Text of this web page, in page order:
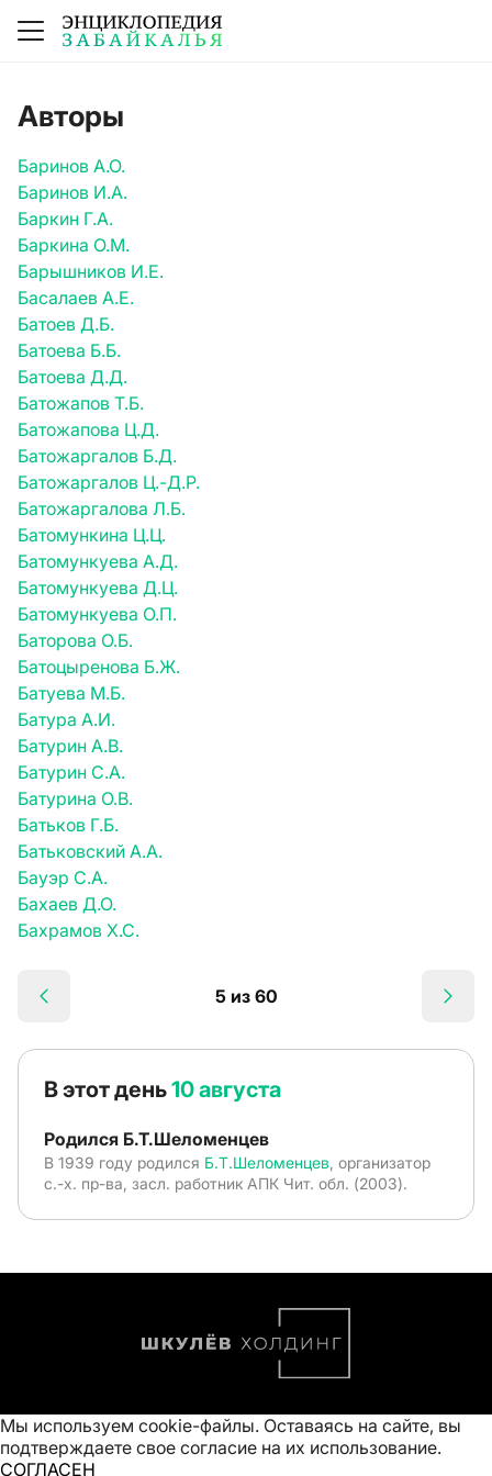
Авторы
Баринов А.О.
Баринов И.А.
Баркин Г.А.
Баркина О.М.
Барышников И.Е.
Басалаев А.Е.
Батоев Д.Б.
Батоева Б.Б.
Батоева Д.Д.
Батожапов Т.Б.
Батожапова Ц.Д.
Батожаргалов Б.Д.
Батожаргалов Ц.-Д.Р.
Батожаргалова Л.Б.
Батомункина Ц.Ц.
Батомункуева А.Д.
Батомункуева Д.Ц.
Батомункуева О.П.
Баторова О.Б.
Батоцыренова Б.Ж.
Батуева М.Б.
Батура А.И.
Батурин А.В.
Батурин С.А.
Батурина О.В.
Батьков Г.Б.
Батьковский А.А.
Бауэр С.А.
Бахаев Д.О.
Бахрамов Х.С.
5 из 60
В этот день10 августа
Родился Б.Т.Шеломенцев
В 1939 году родился Б.Т.Шеломенцев , организатор
с.-х. пр-ва, засл. работник АПК Чит. обл. (2003).
Мы используем cookie-файлы. Оставаясь на сайте, вы
подтверждаете свое согласие на их использование.
СОГЛАСЕН